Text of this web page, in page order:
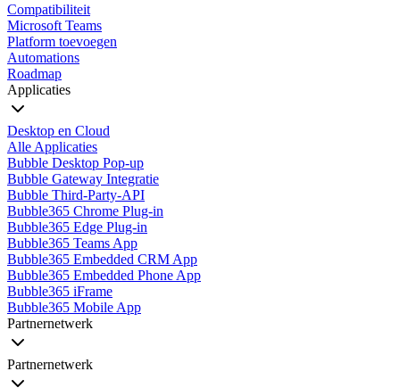
Compatibiliteit
Microsoft Teams
Platform toevoegen
Automations
Roadmap
Applicaties
Desktop en Cloud
Alle Applicaties
Bubble Desktop Pop-up
Bubble Gateway Integratie
Bubble Third-Party-API
Bubble365 Chrome Plug-in
Bubble365 Edge Plug-in
Bubble365 Teams App
Bubble365 Embedded CRM App
Bubble365 Embedded Phone App
Bubble365 iFrame
Bubble365 Mobile App
Partnernetwerk
Partnernetwerk